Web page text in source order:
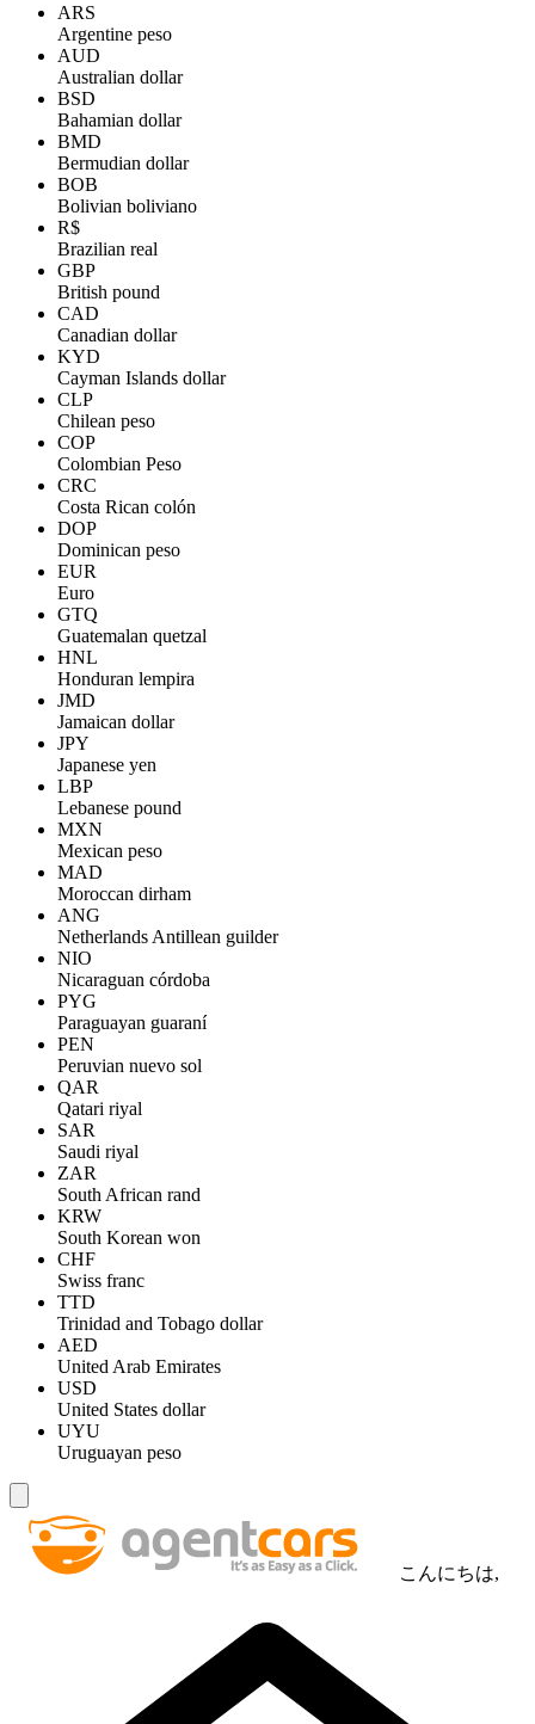
ARS
Argentine peso
AUD
Australian dollar
BSD
Bahamian dollar
BMD
Bermudian dollar
BOB
Bolivian boliviano
R$
Brazilian real
GBP
British pound
CAD
Canadian dollar
KYD
Cayman Islands dollar
CLP
Chilean peso
COP
Colombian Peso
CRC
Costa Rican colón
DOP
Dominican peso
EUR
Euro
GTQ
Guatemalan quetzal
HNL
Honduran lempira
JMD
Jamaican dollar
JPY
Japanese yen
LBP
Lebanese pound
MXN
Mexican peso
MAD
Moroccan dirham
ANG
Netherlands Antillean guilder
NIO
Nicaraguan córdoba
PYG
Paraguayan guaraní
PEN
Peruvian nuevo sol
QAR
Qatari riyal
SAR
Saudi riyal
ZAR
South African rand
KRW
South Korean won
CHF
Swiss franc
TTD
Trinidad and Tobago dollar
AED
United Arab Emirates
USD
United States dollar
UYU
Uruguayan peso
こんにちは,